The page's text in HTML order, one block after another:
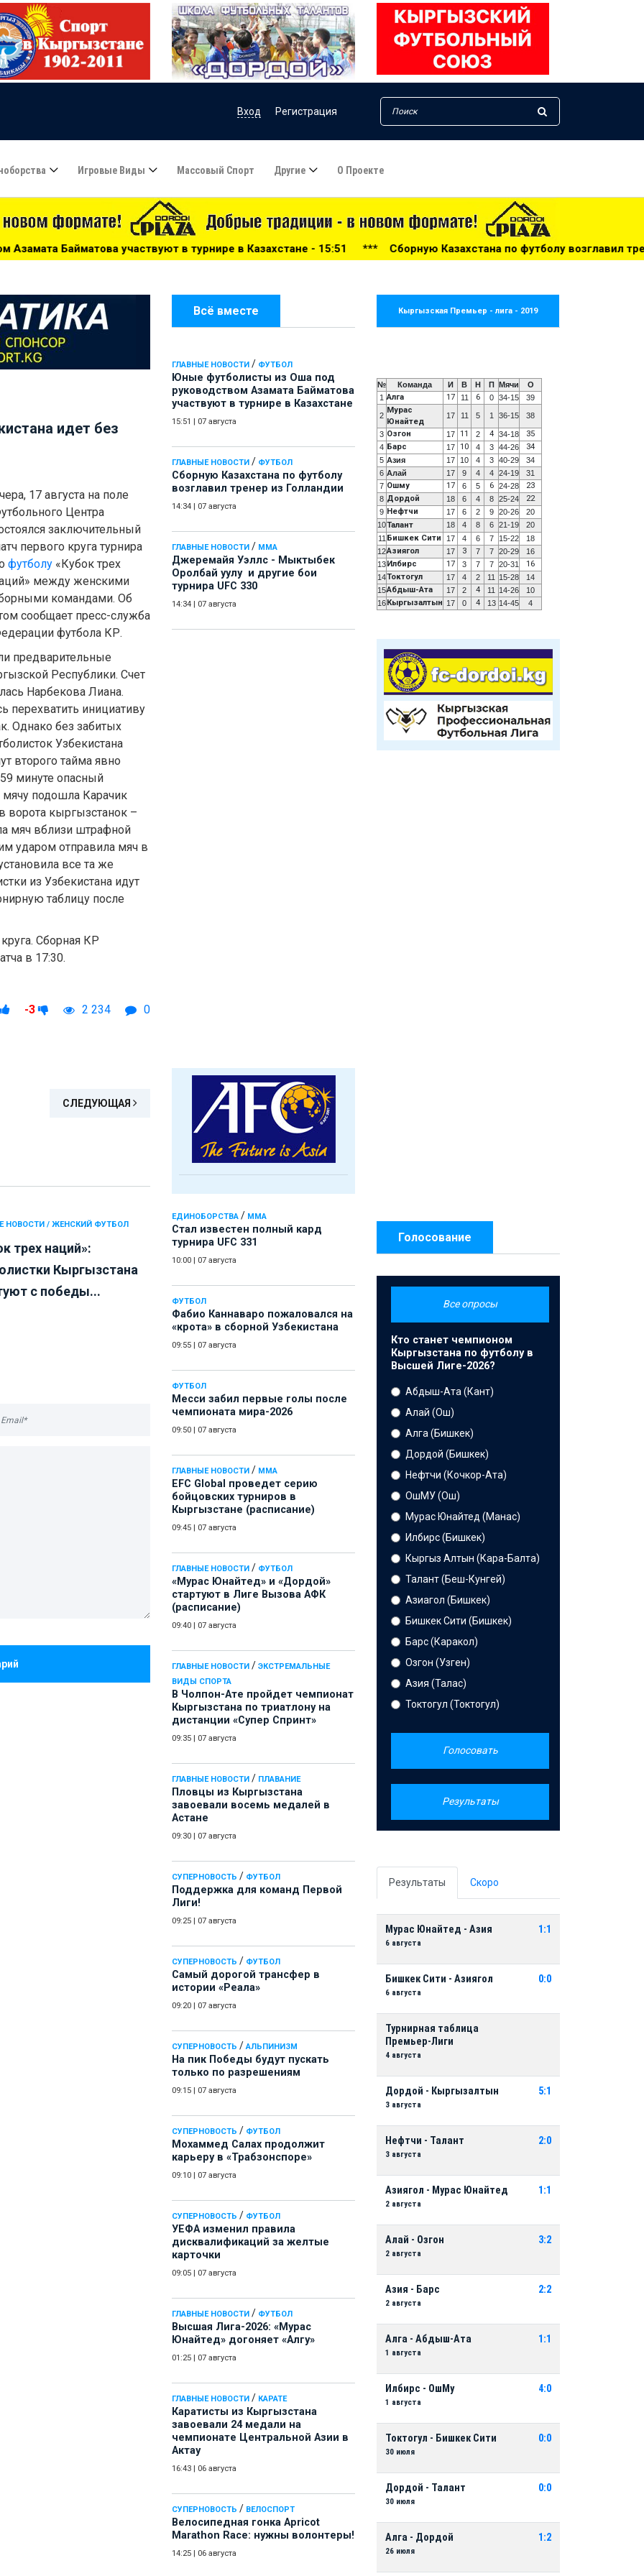
Вход Регистрация
Игровые Виды Массовый Спорт Другие О Проекте
в турнире в Казахстане - 15:51 ***Сборную Казахстана по футболу возглавил тренер из Голландии -
Всё вместе
ГЛАВНЫЕ НОВОСТИ / ФУТБОЛ
Юные футболисты из Оша под
руководством Азамата Байматова
участвуют в турнире в Казахстане
15:51 07 августа
ГЛАВНЫЕ НОВОСТИ / ФУТБОЛ
Сборную Казахстана по футболу
возглавил тренер из Голландии
14:34 07 августа
ГЛАВНЫЕ НОВОСТИ / ММА
Джеремайя Уэллс - Мыктыбек
Оролбай уулу и другие бои
турнира UFC 330
14:34 07 августа
ЕДИНОБОРСТВА / ММА
Стал известен полный кард
турнира UFC 331
10:00 07 августа
ФУТБОЛ
Фабио Каннаваро пожаловался на
«крота» в сборной Узбекистана
09:55 07 августа
ФУТБОЛ
Месси забил первые голы после
чемпионата мира-2026
09:50 07 августа
ГЛАВНЫЕ НОВОСТИ / ММА
EFC Global проведет серию
бойцовских турниров в
Кыргызстане (расписание)
09:45 07 августа
ГЛАВНЫЕ НОВОСТИ / ФУТБОЛ
«Мурас Юнайтед» и «Дордой»
стартуют в Лиге Вызова АФК
(расписание)
09:40 07 августа
ГЛАВНЫЕ НОВОСТИ / ЭКСТРЕМАЛЬНЫЕ
ВИДЫ СПОРТА
В Чолпон-Ате пройдет чемпионат
Кыргызстана по триатлону на
дистанции «Супер Спринт»
09:35 07 августа
ГЛАВНЫЕ НОВОСТИ / ПЛАВАНИЕ
Пловцы из Кыргызстана
завоевали восемь медалей в
Астане
09:30 07 августа
СУПЕРНОВОСТЬ / ФУТБОЛ
Поддержка для команд Первой
Лиги!
09:25 07 августа
СУПЕРНОВОСТЬ / ФУТБОЛ
Самый дорогой трансфер в
истории «Реала»
09:20 07 августа
СУПЕРНОВОСТЬ / АЛЬПИНИЗМ
На пик Победы будут пускать
только по разрешениям
09:15 07 августа
СУПЕРНОВОСТЬ / ФУТБОЛ
Мохаммед Салах продолжит
карьеру в «Трабзонспоре»
09:10 07 августа
СУПЕРНОВОСТЬ / ФУТБОЛ
УЕФА изменил правила
дисквалификаций за желтые
карточки
09:05 07 августа
ГЛАВНЫЕ НОВОСТИ / ФУТБОЛ
Высшая Лига-2026: «Мурас
Юнайтед» догоняет «Алгу»
01:25 07 августа
ГЛАВНЫЕ НОВОСТИ / КАРАТЕ
Каратисты из Кыргызстана
завоевали 24 медали на
чемпионате Центральной Азии в
Актау
16:43 06 августа
СУПЕРНОВОСТЬ / ВЕЛОСПОРТ
Велосипедная гонка Apricot
Marathon Race: нужны волонтеры!
14:25 06 августа
идет без
17 августа на поле
Центра
заключительный
первого круга турнира
футболу «Кубок трех
между женскими
командами. Об
сообщает пресс-служба
футбола КР.
предварительные
Республики. Счет
Нарбекова Лиана.
перехватить инициативу
Однако без забитых
Узбекистана
второго тайма явно
минуте опасный
мячу подошла Карачик
кыргызстанок –
мяч вблизи штрафной
ударом отправила мяч в
все та же
из Узбекистана идут
таблицу после
Сборная КР
в 17:30.
-3 2 234 0
СЛЕДУЮЩАЯ
НОВОСТИ / ЖЕНСКИЙ ФУТБОЛ
трех наций»:
Кыргызстана
с победы...
Кыргызская Премьер - лига - 2019
№ Команда И В Н П Мячи
О
1 Алга 17 11 6 0 34-15 39
2
Мурас
Юнайтед
17 11 5 1 36-15 38
3 Озгон 17 11 2 4 34-18 35
4 Барс 17 10 4 3 44-26 34
5 Азия 17 10 4 3 40-29
34
6 Алай 17 9 4 4 24-19
31
7 Ошму 17 6 5 6 24-28 23
8 Дордой 18 6 4 8 25-24 22
9 Нефтчи 17 6 2 9 20-26
20
10Талант 18 4 8 6 21-19
20
11 Бишкек Сити 17 4 6 7 15-22
18
12Азиягол 17 3 7 7 20-29
16
13 Илбирс 17 3 7 7 20-31 16
14Токтогул 17 4 2 11 15-28
14
15Абдыш-Ата 17 2 4 11 14-26
10
16 Кыргызалтын 17 0 4 13 14-45 4
Голосование
Все опросы
Кто станет чемпионом
Кыргызстана по футболу в
Высшей Лиге-2026?
Абдыш-Ата (Кант)
Алай (Ош)
Алга (Бишкек)
Дордой (Бишкек)
Нефтчи (Кочкор-Ата)
ОшМУ (Ош)
Мурас Юнайтед (Манас)
Илбирс (Бишкек)
Кыргыз Алтын (Кара-Балта)
Талант (Беш-Кунгей)
Азиагол (Бишкек)
Бишкек Сити (Бишкек)
Барс (Каракол)
Озгон (Узген)
Азия (Талас)
Токтогул (Токтогул)
Голосовать
Результаты
Результаты Скоро
Мурас Юнайтед - Азия
6 августа
1:1
Бишкек Сити - Азиягол
6 августа
0:0
Турнирная таблица
Премьер-Лиги
4 августа
Дордой - Кыргызалтын
3 августа
5:1
Нефтчи - Талант
3 августа
2:0
Азиягол - Мурас Юнайтед
2 августа
1:1
Алай - Озгон
2 августа
3:2
Азия - Барс
2 августа
2:2
Алга - Абдыш-Ата
1 августа
1:1
Илбирс - ОшМу
1 августа
4:0
Токтогул - Бишкек Сити
30 июля
0:0
Дордой - Талант
30 июля
0:0
Алга - Дордой
26 июля
1:2